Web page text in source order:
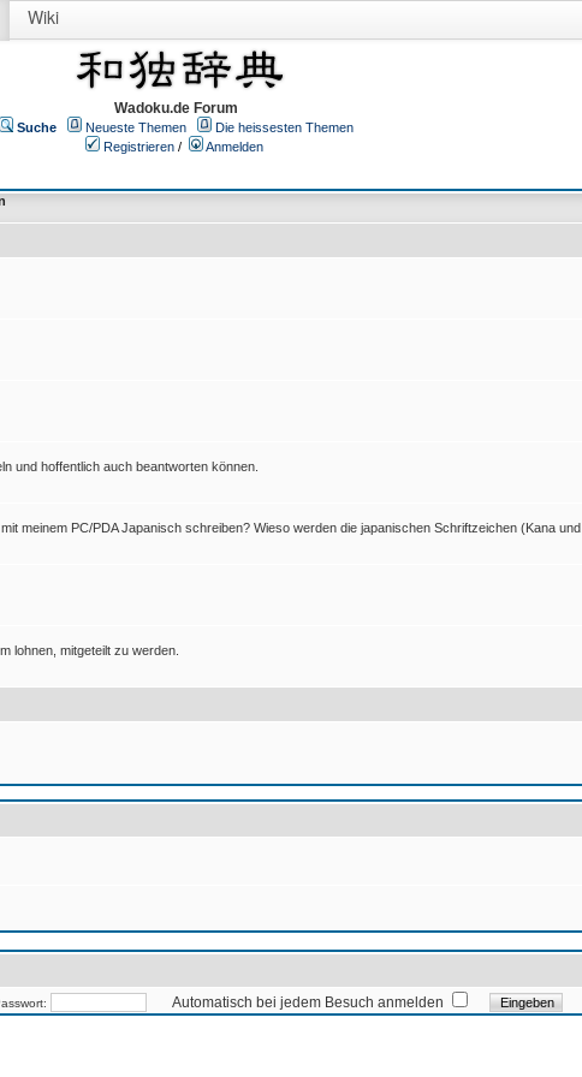
Wiki
Wadoku.de Forum
Suche Neueste Themen
Die heissesten Themen
Registrieren / Anmelden
und hoffentlich auch beantworten können.
meinem PC/PDA Japanisch schreiben? Wieso werden die japanischen Schriftzeichen (Kana und
lohnen, mitgeteilt zu werden.
Automatisch bei jedem Besuch anmelden